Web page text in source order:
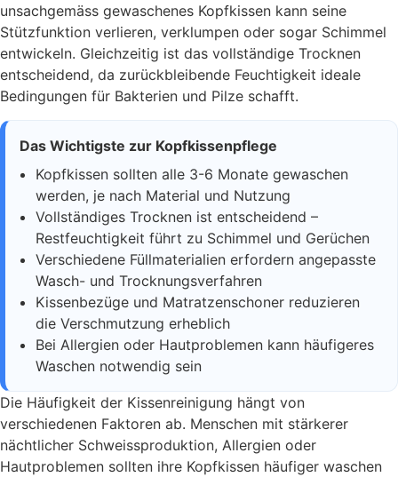
unsachgemäss gewaschenes Kopfkissen kann seine
Stützfunktion verlieren, verklumpen oder sogar Schimmel
entwickeln. Gleichzeitig ist das vollständige Trocknen
entscheidend, da zurückbleibende Feuchtigkeit ideale
Bedingungen für Bakterien und Pilze schafft.
Das Wichtigste zur Kopfkissenpflege
Kopfkissen sollten alle 3-6 Monate gewaschen
werden, je nach Material und Nutzung
Vollständiges Trocknen ist entscheidend –
Restfeuchtigkeit führt zu Schimmel und Gerüchen
Verschiedene Füllmaterialien erfordern angepasste
Wasch- und Trocknungsverfahren
Kissenbezüge und Matratzenschoner reduzieren
die Verschmutzung erheblich
Bei Allergien oder Hautproblemen kann häufigeres
Waschen notwendig sein
Die Häufigkeit der Kissenreinigung hängt von
verschiedenen Faktoren ab. Menschen mit stärkerer
nächtlicher Schweissproduktion, Allergien oder
Hautproblemen sollten ihre Kopfkissen häufiger waschen